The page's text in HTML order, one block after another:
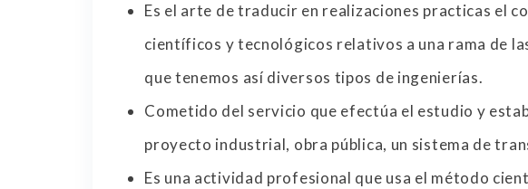
Es el arte de traducir en realizaciones practicas el
científicos y tecnológicos relativos a una rama de
que tenemos así diversos tipos de ingenierías.
Cometido del servicio que efectúa el estudio y
proyecto industrial, obra pública, un sistema de
Es una actividad profesional que usa el método